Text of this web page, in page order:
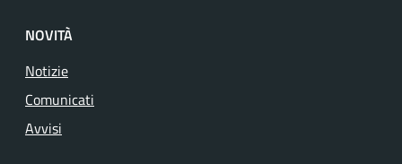
NOVITÀ
Notizie
Comunicati
Avvisi